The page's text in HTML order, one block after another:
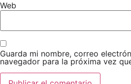
Web
Guarda mi nombre, correo
navegador para la próxima vez